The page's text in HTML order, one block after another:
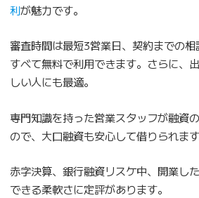
利が魅力です。
審査時間は最短3営業日、契約までの
すべて無料で利用できます。さらに、
しい人にも最適。
専門知識を持った営業スタッフが融資
ので、大口融資も安心して借りられます
赤字決算、銀行融資リスケ中、開業し
できる柔軟さに定評があります。